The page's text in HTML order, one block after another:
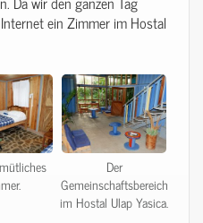
ein Zimmer im Hostal
Der
Gemeinschaftsbereich
im Hostal Ulap Yasica.